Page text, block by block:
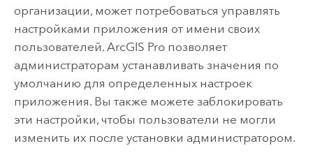
организации, может потребоваться управлять
настройками приложения от имени своих
пользователей. ArcGIS Proпозволяет
администраторам устанавливать значения по
умолчанию для определенных настроек
приложения. Вы также можете заблокировать
эти настройки, чтобы пользователи не могли
изменить их после установки администратором.